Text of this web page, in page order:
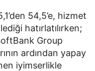
54,5’e, hizmet
hatırlatılırken;
Group
ardından yapay
iyimserlikle